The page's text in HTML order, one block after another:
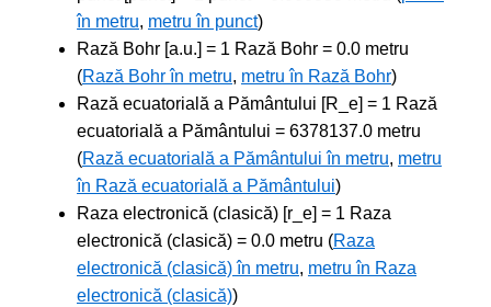
în metru, metru în punct)
Rază Bohr [a.u.] = 1 Rază Bohr = 0.0 metru
(Rază Bohr în metru, metru în Rază Bohr)
Rază ecuatorială a Pământului [R_e] = 1 Rază
ecuatorială a Pământului = 6378137.0 metru
(Rază ecuatorială a Pământului în metru, metru
în Rază ecuatorială a Pământului)
Raza electronică (clasică) [r_e] = 1 Raza
electronică (clasică) = 0.0 metru (Raza
electronică (clasică) în metru, metru în Raza
electronică (clasică))